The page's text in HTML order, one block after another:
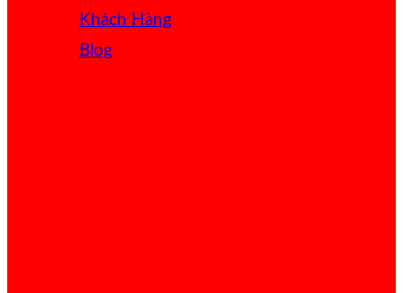
Khách Hàng
Blog